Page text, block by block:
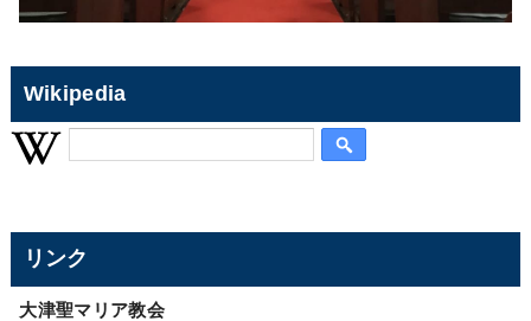
Wikipedia
リンク
大津聖マリア教会